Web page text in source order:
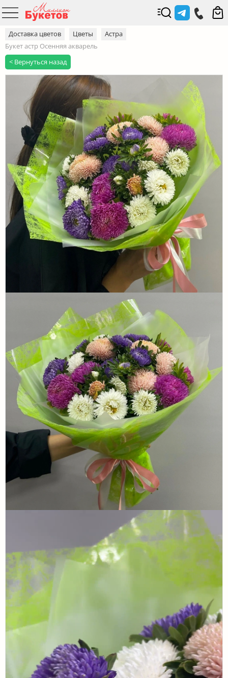
Доставка цветов Цветы
Астра
Букет астр Осенняя акварель
< Вернуться назад